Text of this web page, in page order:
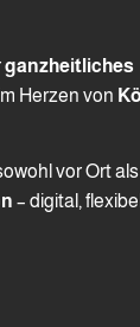
ganzheitliches
Herzen von
vor Ort
– digital,